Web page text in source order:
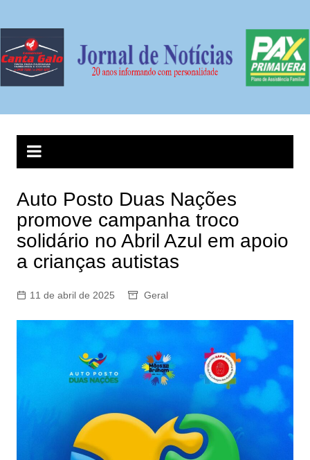
conteúdo
Auto Posto Duas Nações
promove campanha troco
solidário no Abril Azul em apoio
a crianças autistas
11 de abril de 2025 Geral